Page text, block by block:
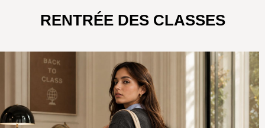
RENTRÉE DES CLASSES